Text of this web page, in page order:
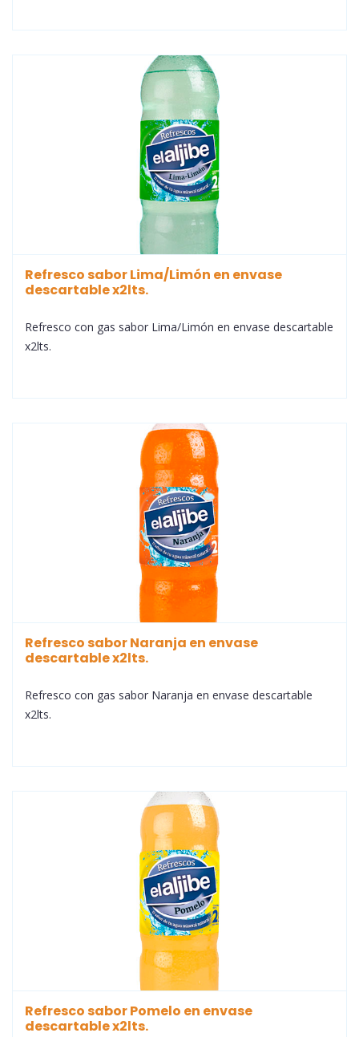
Refresco sabor Lima/Limón en envase
descartable x2lts.
Refresco con gas sabor Lima/Limón en envase descartable
x2lts.
Refresco sabor Naranja en envase
descartable x2lts.
Refresco con gas sabor Naranja en envase descartable
x2lts.
Refresco sabor Pomelo en envase
descartable x2lts.